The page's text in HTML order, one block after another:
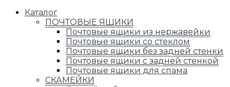
Каталог
ПОЧТОВЫЕ ЯЩИКИ
Почтовые ящики из нержавейки
Почтовые ящики со стеклом
Почтовые ящики без задней стенки
Почтовые ящики с задней стенкой
Почтовые ящики для спама
СКАМЕЙКИ